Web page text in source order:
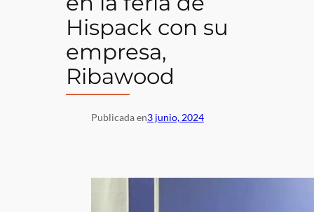
Hispack con su
empresa,
Ribawood
Publicada en3 junio, 2024